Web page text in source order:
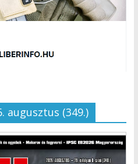
augusztus (349.)